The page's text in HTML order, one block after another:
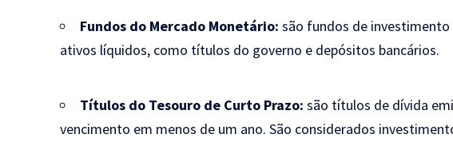
Fundos do Mercado Monetário: são fundos de
ativos líquidos, como títulos do governo e depósitos bancários.
Títulos do Tesouro de Curto Prazo: são títulos de dívida
vencimento em menos de um ano. São considerados